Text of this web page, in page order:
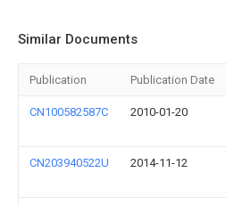
Similar Documents
Publication Publication Date
CN100582587C 2010-01-20
CN203940522U 2014-11-12